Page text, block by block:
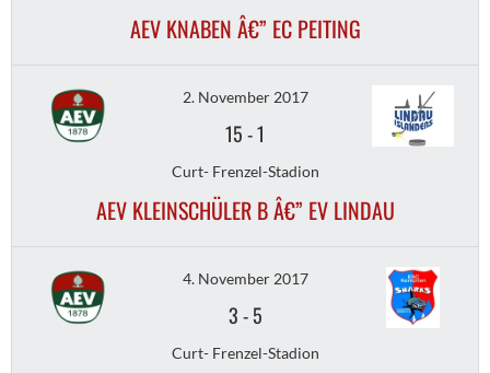
AEV KNABEN Â€” EC PEITING
2. November 2017
15-1
Curt- Frenzel-Stadion
AEV KLEINSCHÜLER B Â€” EV LINDAU
4. November 2017
3-5
Curt- Frenzel-Stadion